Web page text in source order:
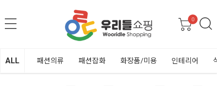
0
ALL 패션의류 패션잡화 화장품/미용 인테리어